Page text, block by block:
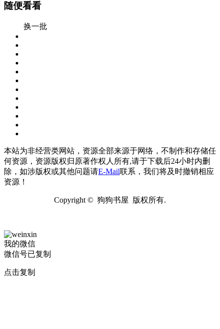
随便看看
换一批
本站为非经营类网站，资源全部来源于网络，不制作和存储任
何资源，资源版权归原著作权人所有,请于下载后24小时内删
除，如涉版权或其他问题请E-Mail联系，我们将及时撤销相应
资源！
Copyright © 狗狗书屋 版权所有.
我的微信
微信号已复制
点击复制